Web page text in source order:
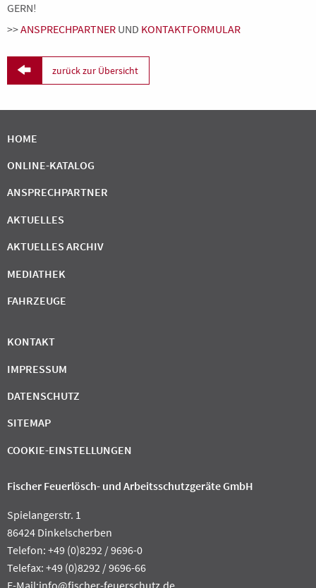
GERN!
>>ANSPRECHPARTNER UND KONTAKTFORMULAR
 zurück zur Übersicht
HOME
ONLINE-KATALOG
ANSPRECHPARTNER
AKTUELLES
AKTUELLES ARCHIV
MEDIATHEK
FAHRZEUGE
KONTAKT
IMPRESSUM
DATENSCHUTZ
SITEMAP
COOKIE-EINSTELLUNGEN
Fischer Feuerlösch- und Arbeitsschutzgeräte GmbH
Spielangerstr. 1
86424 Dinkelscherben
Telefon: +49 (0)8292 / 9696-0
Telefax: +49 (0)8292 / 9696-66
E-Mail:info@fischer-feuerschutz.de